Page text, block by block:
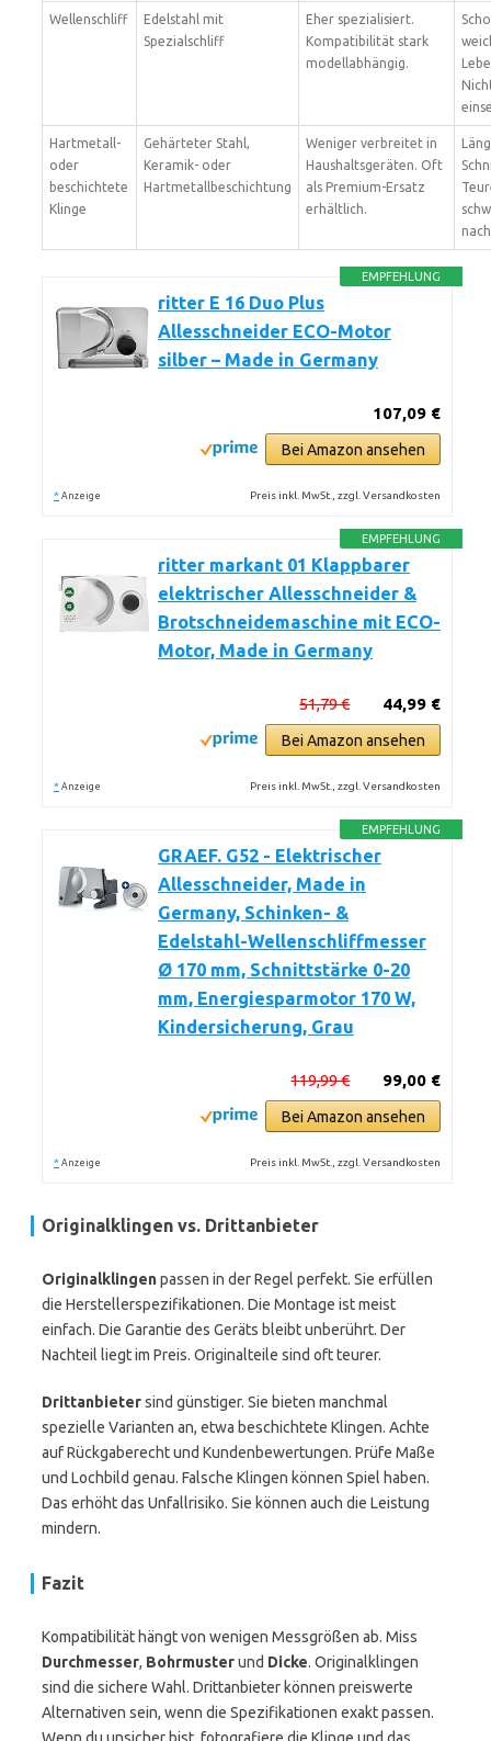
Wellenschliff
Edelstahl mit
Spezialschliff
Eher spezialisiert.
Kompatibilität stark
modellabhängig.
Hartmetall-
oder
beschichtete
Klinge
Gehärteter Stahl,
Keramik- oder
Hartmetallbeschichtung
Weniger verbreitet in
Haushaltsgeräten. Oft
als Premium-Ersatz
erhältlich.
EMPFEHLUNG
ritter E 16 Duo Plus
Allesschneider ECO-Motor
silber – Made in Germany
107,09 €
Bei Amazon ansehen
* Anzeige Preis inkl. MwSt., zzgl. Versandkosten
EMPFEHLUNG
ritter markant 01 Klappbarer
elektrischer Allesschneider &
Brotschneidemaschine mit ECO-
Motor, Made in Germany
44,99 €
51,79 €
Bei Amazon ansehen
* Anzeige Preis inkl. MwSt., zzgl. Versandkosten
EMPFEHLUNG
GRAEF. G52 - Elektrischer
Allesschneider, Made in
Germany, Schinken- &
Edelstahl-Wellenschliffmesser
Ø 170 mm, Schnittstärke 0-20
mm, Energiesparmotor 170 W,
Kindersicherung, Grau
99,00 €
119,99 €
Bei Amazon ansehen
* Anzeige Preis inkl. MwSt., zzgl. Versandkosten
Originalklingen vs. Drittanbieter
Originalklingenpassen in der Regel perfekt. Sie erfüllen
die Herstellerspezifikationen. Die Montage ist meist
einfach. Die Garantie des Geräts bleibt unberührt. Der
Nachteil liegt im Preis. Originalteile sind oft teurer.
Drittanbietersind günstiger. Sie bieten manchmal
spezielle Varianten an, etwa beschichtete Klingen. Achte
auf Rückgaberecht und Kundenbewertungen. Prüfe Maße
und Lochbild genau. Falsche Klingen können Spiel haben.
Das erhöht das Unfallrisiko. Sie können auch die Leistung
mindern.
Fazit
Kompatibilität hängt von wenigen Messgrößen ab. Miss
Durchmesser, Bohrmusterund Dicke. Originalklingen
sind die sichere Wahl. Drittanbieter können preiswerte
Alternativen sein, wenn die Spezifikationen exakt passen.